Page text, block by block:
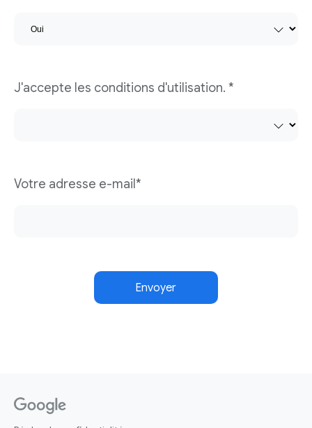
J'accepte les conditions d'utilisation. *
Votre adresse e-mail*
Envoyer